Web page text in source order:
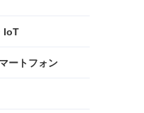
IoT
ートフォン